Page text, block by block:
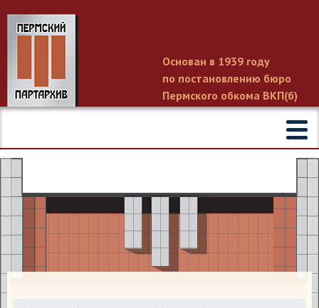
Основан в 1939 году
по постановлению бюро
Пермского обкома ВКП(б)